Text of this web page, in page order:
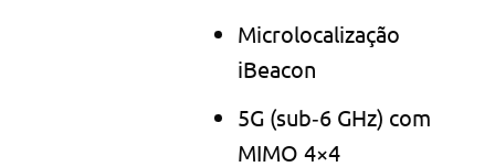
Microlocalização
iBeacon
5G (sub‑6 GHz) com
MIMO 4×4